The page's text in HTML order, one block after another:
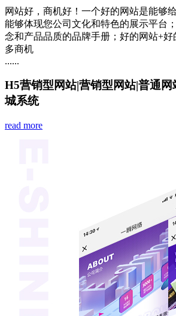
网站好，商机好！一个好的网站是能够
能够体现您公司文化和特色的展示平台
念和产品品质的品牌手册；好的网站+
多商机
......
H5营销型网站|营销型网站|普通网
城系统
read more